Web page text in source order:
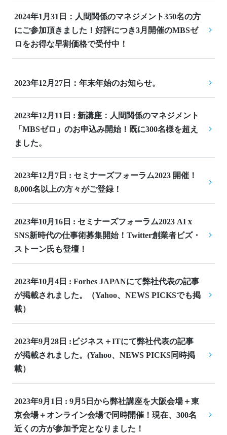
2024年1月31日：人間関係のマネジメント350名の方
にご参加頂きました！好評につき3月開催のMBSゼ
ロをお得な早割価格で受付中！
2023年12月27日：年末年始のお知らせ。
2023年12月11日 : 新講座：人間関係のマネジメント
「MBSゼロ」のお申込み開始！既に300名様を超え
ました。
2023年12月7日 : セミナーズフォーラム2023 開催！
8,000名以上の方々がご登録！
2023年10月16日 : セミナーズフォーラム2023 AI x
SNS新時代の仕事術募集開始！Twitter創業者ビズ・
ストーン氏も登壇！
2023年10月4日 : Forbes JAPANにて弊社代表の記事
が掲載されました。（Yahoo、NEWS PICKSでも掲
載）
2023年9月28日 :ビジネス＋ITにて弊社代表の記事
が掲載されました。(Yahoo、NEWS PICKS同時掲
載）
2023年9月1日 : 9月5日から弊社講座を大阪会場＋東
京会場＋オンライン会場で同時開催！現在、300名
近くの方が参加予定となりました！